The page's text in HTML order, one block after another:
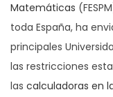
Matemáticas
toda España, ha
principales
las restricciones
las calculadoras en